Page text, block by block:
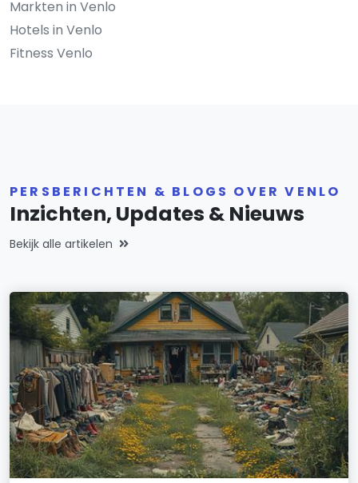
Markten in Venlo
Hotels in Venlo
Fitness Venlo
PERSBERICHTEN & BLOGS OVER VENLO
Inzichten, Updates & Nieuws
Bekijk alle artikelen